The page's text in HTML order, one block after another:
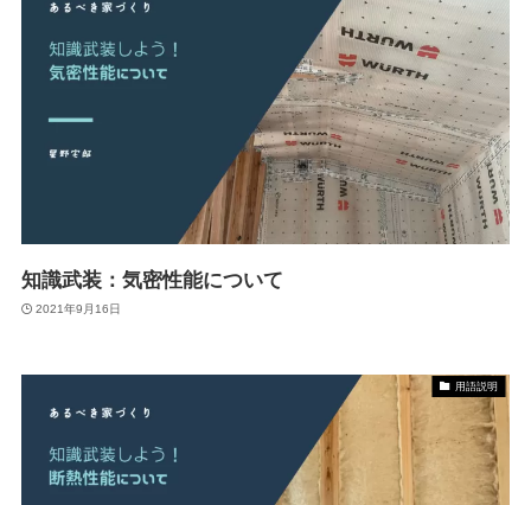
知識武装：気密性能について
2021年9月16日
用語説明